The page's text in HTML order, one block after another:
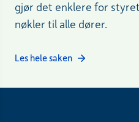
gjør det enklere for
nøkler til alle dører.
Les hele saken